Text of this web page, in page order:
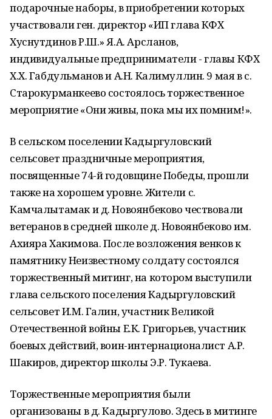
подарочные наборы, в приобретении которых
участвовали ген. директор «ИП глава КФХ
Хуснутдинов Р.Ш.» Я.А. Арсланов,
индивидуальные предприниматели - главы КФХ
Х.Х. Габдульманов и А.Н. Калимуллин. 9 мая в с.
Старокурманкеево состоялось торжественное
мероприятие «Они живы, пока мы их помним!».
В сельском поселении Кадыргуловский
сельсовет праздничные мероприятия,
посвященные 74-й годовщине Победы, прошли
также на хорошем уровне. Жители с.
Камчалытамак и д. Новоянбеково чествовали
ветеранов в средней школе д. Новоянбеково им.
Ахияра Хакимова. После возложения венков к
памятнику Неизвестному солдату состоялся
торжественный митинг, на котором выступили
глава сельского поселения Кадыргуловский
сельсовет И.М. Галин, участник Великой
Отечественной войны Е.К. Григорьев, участник
боевых действий, воин-интернационалист А.Р.
Шакиров, директор школы Э.Р. Тукаева.
Торжественные мероприятия были
организованы в д. Кадыргулово. Здесь в митинге